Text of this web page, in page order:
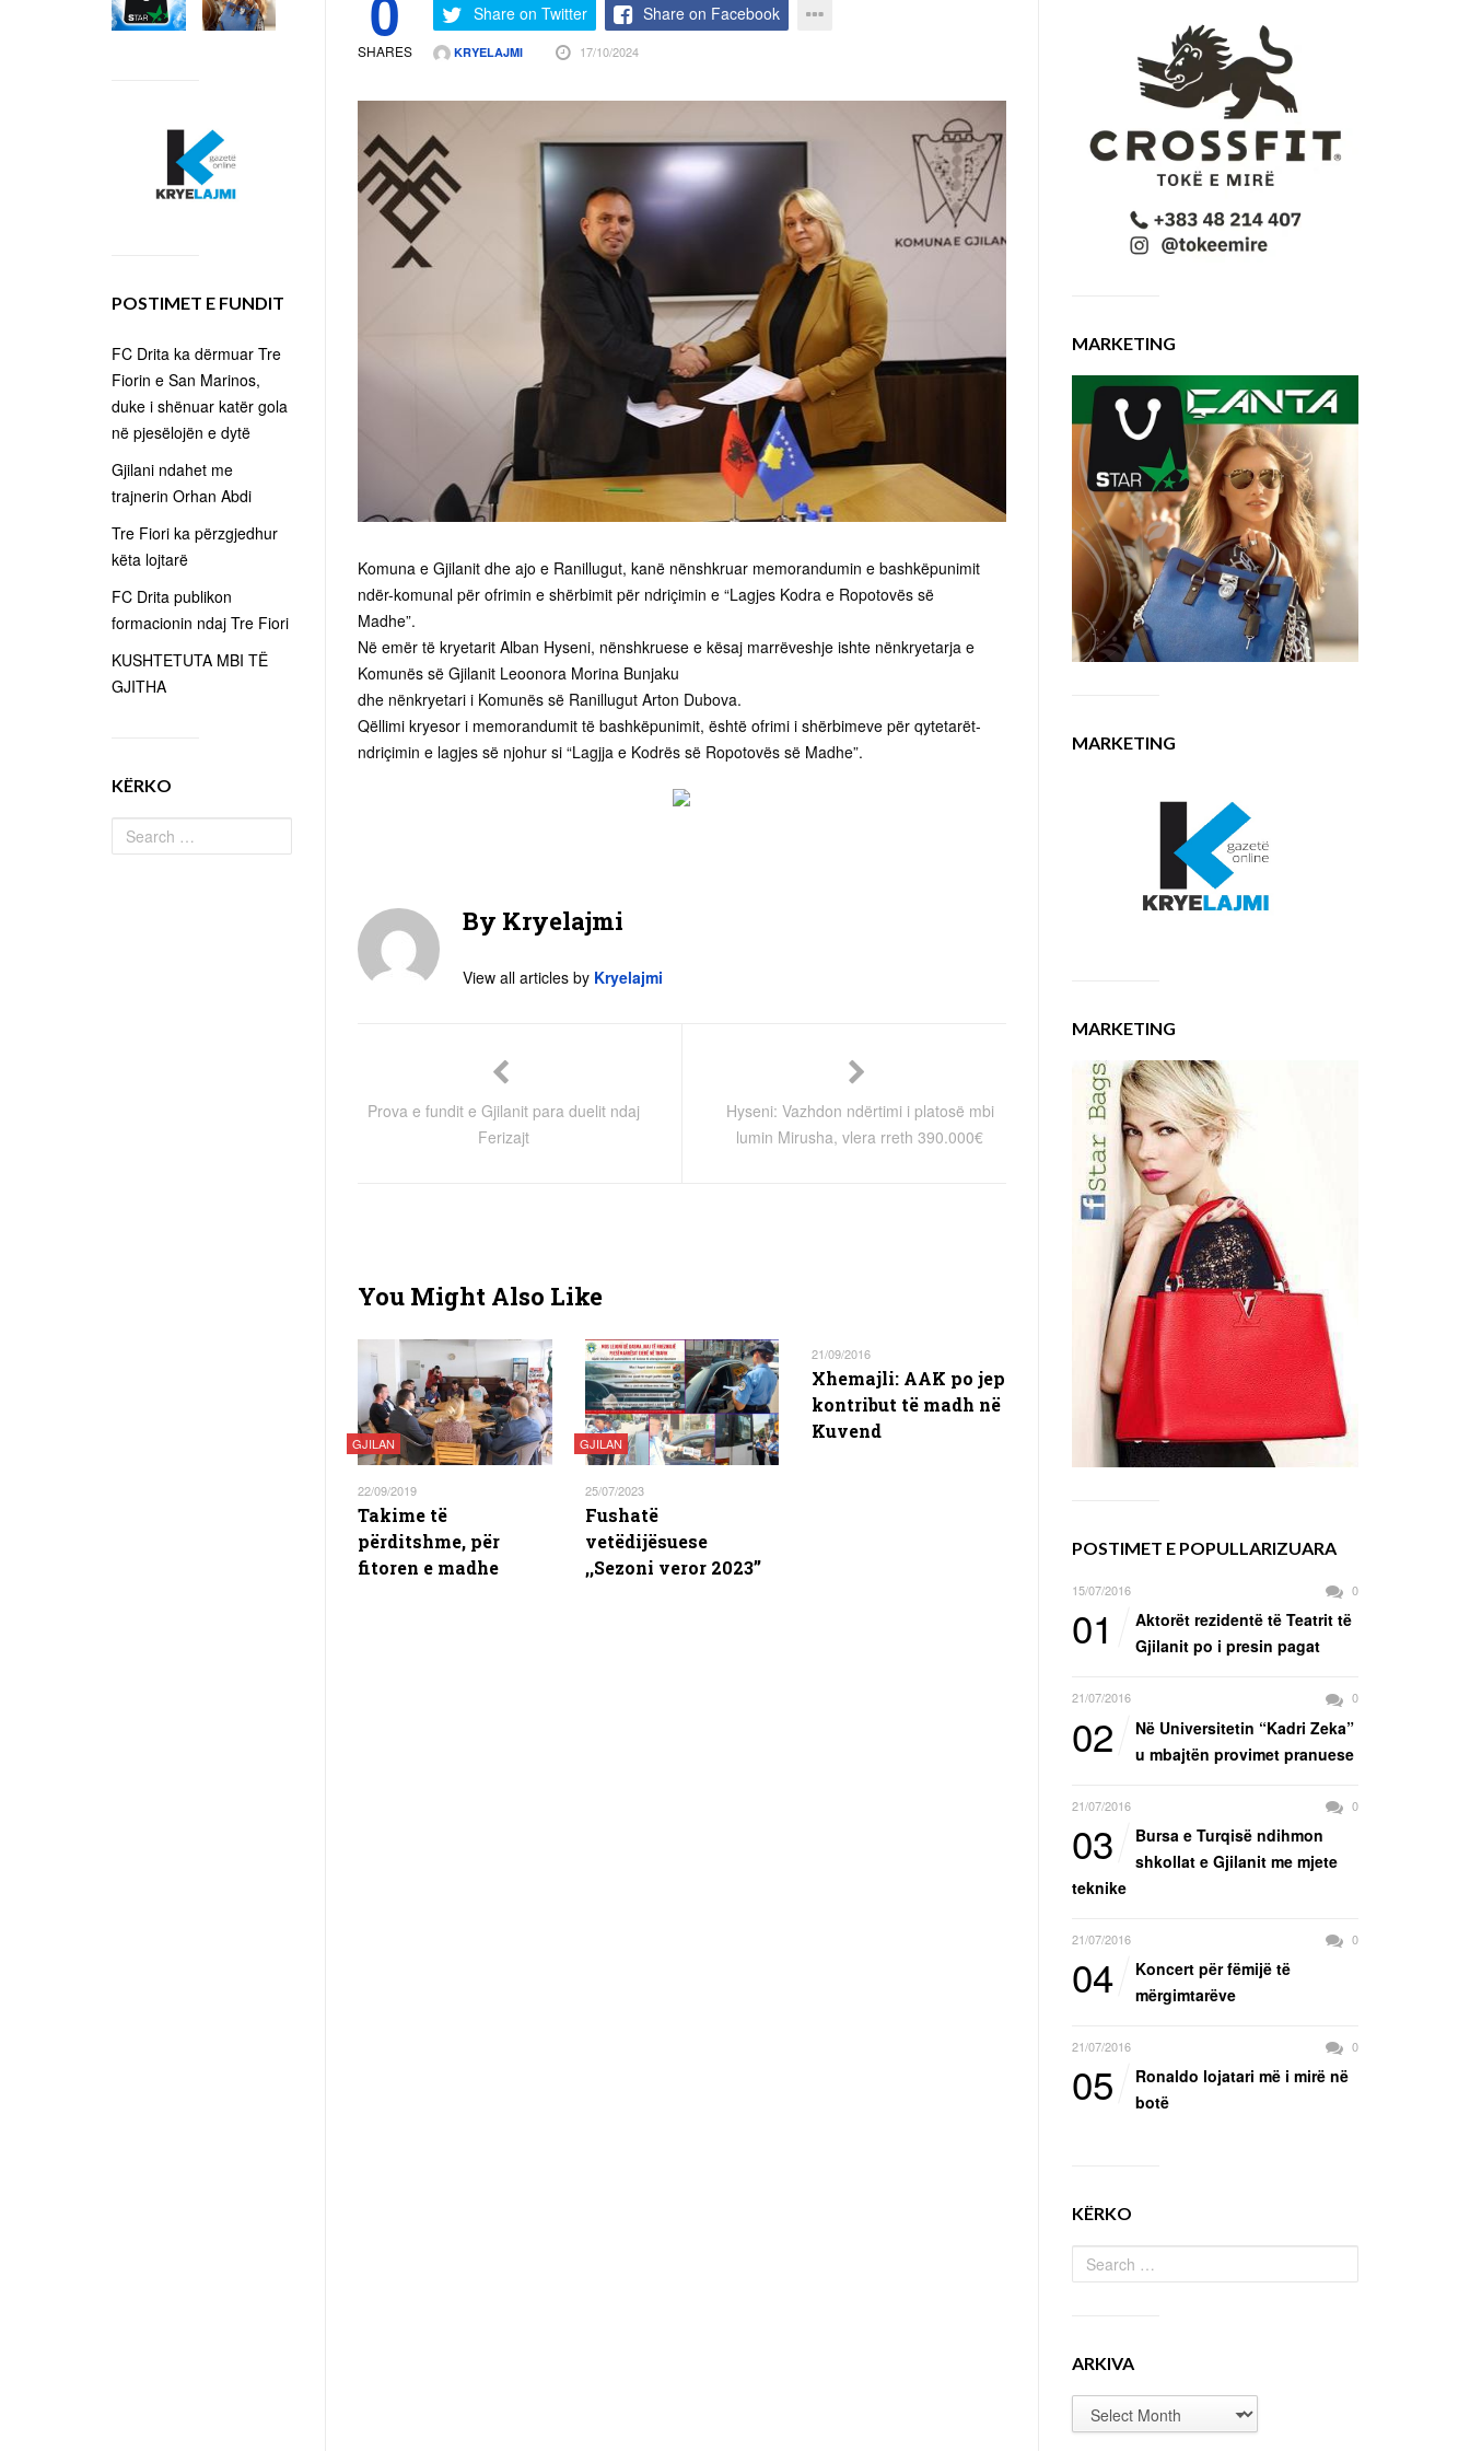
SHARES
Share on Twitter Share on Facebook
KRYELAJMI 17/10/2024
Komuna e Gjilanit dhe ajo e Ranillugut, kanë nënshkruar memorandumin e bashkëpunimit
ndër-komunal për ofrimin e shërbimit për ndriçimin e “Lagjes Kodra e Ropotovës së
Madhe”.
Në emër të kryetarit Alban Hyseni, nënshkruese e kësaj marrëveshje ishte nënkryetarja e
Komunës së Gjilanit Leoonora Morina Bunjaku
dhe nënkryetari i Komunës së Ranillugut Arton Dubova.
Qëllimi kryesor i memorandumit të bashkëpunimit, është ofrimi i shërbimeve për qytetarët-
ndriçimin e lagjes së njohur si “Lagjja e Kodrës së Ropotovës së Madhe”.
By Kryelajmi
View all articles by Kryelajmi
Prova e fundit e Gjilanit para duelit ndaj
Ferizajt
Hyseni: Vazhdon ndërtimi i platosë mbi
lumin Mirusha, vlera rreth 390.000€
You Might Also Like
GJILAN
22/09/2019
Takime të
përditshme, për
fitoren e madhe
GJILAN
25/07/2023
Fushatë
vetëdijësuese
,,Sezoni veror 2023’’
21/09/2016
Xhemajli: AAK po jep
kontribut të madh në
Kuvend
MARKETING
MARKETING
MARKETING
POSTIMET E POPULLARIZUARA
15/07/2016 0
01
Aktorët rezidentë të Teatrit të
Gjilanit po i presin pagat
21/07/2016 0
02
Në Universitetin “Kadri Zeka”
u mbajtën provimet pranuese
21/07/2016 0
03
Bursa e Turqisë ndihmon
shkollat e Gjilanit me mjete
teknike
21/07/2016 0
04
Koncert për fëmijë të
mërgimtarëve
21/07/2016 0
05
Ronaldo lojatari më i mirë në
botë
KËRKO
ARKIVA
POSTIMET E FUNDIT
FC Drita ka dërmuar Tre
Fiorin e San Marinos,
duke i shënuar katër gola
në pjesëlojën e dytë
Gjilani ndahet me
trajnerin Orhan Abdi
Tre Fiori ka përzgjedhur
këta lojtarë
FC Drita publikon
formacionin ndaj Tre Fiori
KUSHTETUTA MBI TË
GJITHA
KËRKO